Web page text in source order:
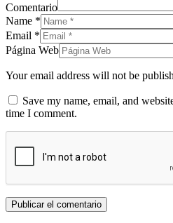
Comentario
Name *
Email *
Página Web
Your email address will not be
Save my name, email, and
time I comment.